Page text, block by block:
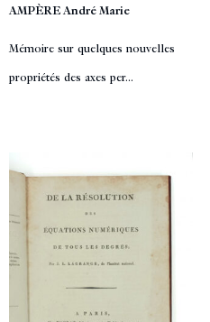
AMPÈRE André Marie
Mémoire sur quelques nouvelles
propriétés des axes per...